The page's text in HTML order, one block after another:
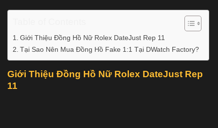
Giới Thiệu Đồng Hồ Nữ Rolex DateJust Rep 11
Tại Sao Nên Mua Đồng Hồ Fake 1:1 Tại DWatch Factory?
Giới Thiệu Đồng Hồ Nữ Rolex DateJust Rep
11